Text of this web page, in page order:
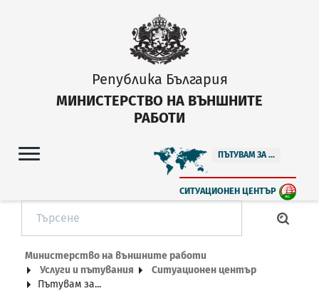
Република България
МИНИСТЕРСТВО НА ВЪНШНИТЕ
РАБОТИ
ПЪТУВАМ ЗА ...
СИТУАЦИОНЕН ЦЕНТЪР
Министерство на външните работи
Услуги и пътувания
Ситуационен център
Пътувам за...